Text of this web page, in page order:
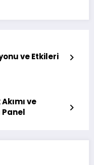
ve Etkileri
ve